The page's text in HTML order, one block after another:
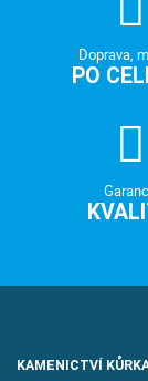
Doprava,
PO
KAMENICTVÍ